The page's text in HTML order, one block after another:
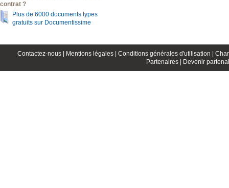
contrat ?
Plus de 6000 documents types
gratuits sur Documentissime
Contactez-nous | Mentions légales | Conditions générales d'utilisation |
Partenaires |
Devenir